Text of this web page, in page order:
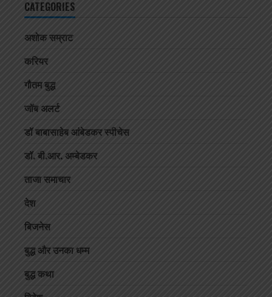
CATEGORIES
अशोक सम्राट
करियर
गौतम बुद्ध
जॉब अलर्ट
डॉ बाबासाहेब आंबेडकर स्पीचेस
डॉ. बी.आर. अम्बेडकर
ताजा समाचार
देश
बिजनेस
बुद्ध और उनका धम्म
बुद्ध कथा